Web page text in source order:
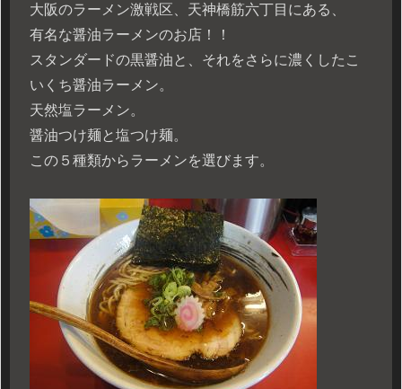
大阪のラーメン激戦区、天神橋筋六丁目にある、
有名な醤油ラーメンのお店！！
スタンダードの黒醤油と、それをさらに濃くしたこ
いくち醤油ラーメン。
天然塩ラーメン。
醤油つけ麺と塩つけ麺。
この５種類からラーメンを選びます。